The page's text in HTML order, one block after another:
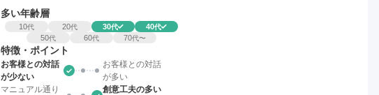
多い年齢層
10代 20代 30代 40代
50代 60代 70代〜
特徴・ポイント
お客様との対話
が少ない
お客様との対話
が多い
マニュアル通り
創意工夫の多い